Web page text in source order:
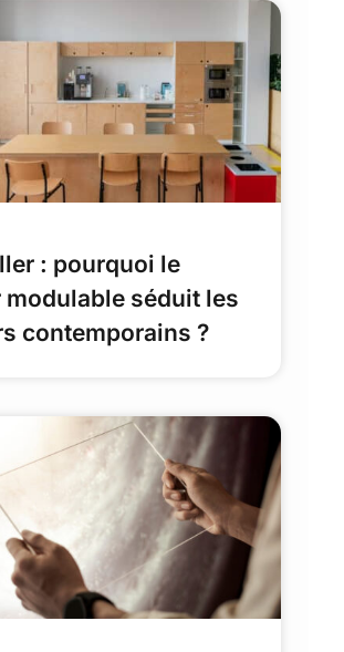
: pourquoi le
séduit les
contemporains ?